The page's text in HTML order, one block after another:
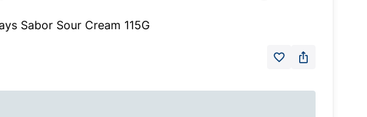
Sabor Sour Cream 115G